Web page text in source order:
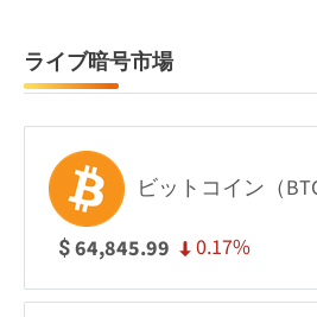
ライブ暗号市場
ビットコイン（
$64,845.99 0.17%